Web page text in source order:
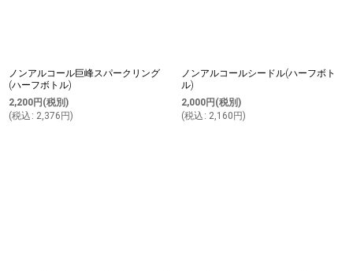
ノンアルコール巨峰スパークリング
(ハーフボトル)
2,200円 (税別)
(税込 : 2,376 円)
ノンアルコールシードル(ハーフボト
ル)
2,000円 (税別)
(税込 : 2,160 円)